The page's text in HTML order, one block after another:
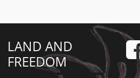
LAND AND
FREEDOM